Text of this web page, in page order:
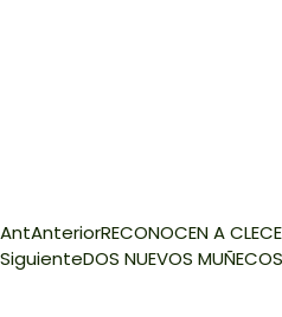
AntAnteriorRECONOCEN A
SiguienteDOS NUEVOS